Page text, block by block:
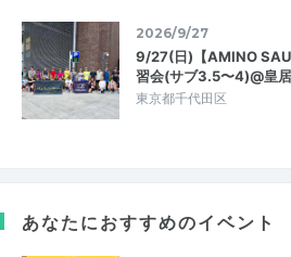
2026/9/27
9/27(日)【AMINO
習会(サブ3.5〜4)@皇居
東京都千代田区
あなたにおすすめのイベント